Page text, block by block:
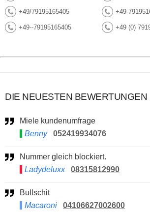
+49/79195165405 +49-
+49--79195165405 +49 (0)
DIE NEUESTEN BEWERTUNGEN
Miele kundenumfrage
Benny
052419934076
Nummer gleich blockiert.
Ladydeluxx
08315812990
Bullschit
Macaroni
04106627002600